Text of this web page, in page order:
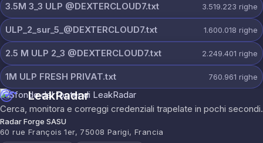
3.5M 3_3 ULP @DEXTERCLOUD7.txt 3.519.223 righe
ULP_2_sur_5_@DEXTERCLOUD7.txt 1.600.018 righe
2.5 M ULP 2_3 @DEXTERCLOUD7.txt 2.249.401 righe
1M ULP FRESH PRIVAT.txt 760.961 righe
LeakRadar
Cerca, monitora e correggi credenziali trapelate in pochi secondi.
Radar Forge SASU
60 rue François 1er, 75008 Parigi, Francia